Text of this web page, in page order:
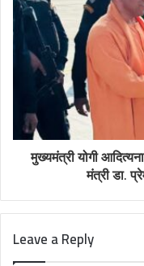
मुख्यमंत्री योगी
मंत्री डा.
Leave a Reply